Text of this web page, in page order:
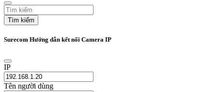
Tìm kiếm
Surecom Hướng dẫn kết nối Camera IP
IP
Tên người dùng